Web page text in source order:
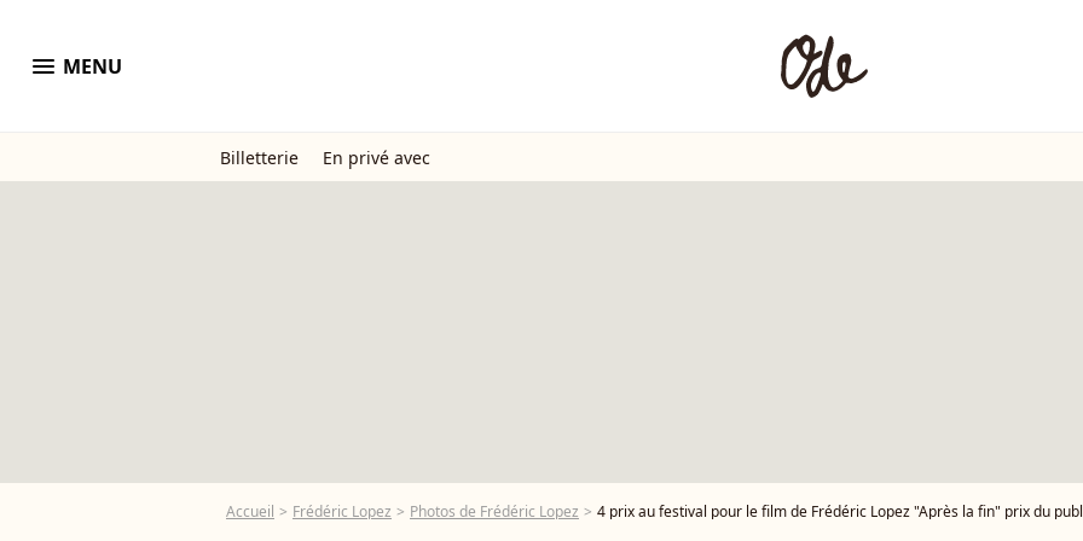
menu MENU
Billetterie En privé avec
Accueil Frédéric Lopez Photos de Frédéric Lopez 4 prix au festival pour le film de Frédéric Lopez "Après la fin" prix du public, meilleur scénario, meilleure fiction meilleur et prix masculin avec le comédien Louis Derungs (amputé des